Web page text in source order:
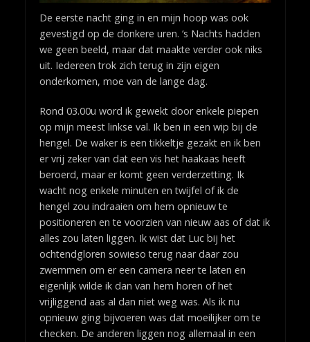
De eerste nacht ging in en mijn hoop was ook
gevestigd op de donkere uren. ‘s Nachts hadden
we geen beeld, maar dat maakte verder ook niks
uit. Iedereen trok zich terug in zijn eigen
onderkomen, moe van de lange dag.
Rond 03.00u word ik gewekt door enkele piepen
op mijn meest linkse val. Ik ben in een wip bij de
hengel. De waker is een tikkeltje gezakt en ik ben
er vrij zeker van dat een vis het haakaas heeft
beroerd, maar er komt geen verderzetting. Ik
wacht nog enkele minuten en twijfel of ik de
hengel zou indraaien om hem opnieuw te
positioneren en te voorzien van nieuw aas of dat ik
alles zou laten liggen. Ik wist dat Luc bij het
ochtendgloren sowieso terug naar daar zou
zwemmen om er een camera neer te laten en
eigenlijk wilde ik dan van hem horen of het
vrijliggend aas al dan niet weg was. Als ik nu
opnieuw ging bijvoeren was dat moeilijker om te
checken. De anderen liggen nog allemaal in een